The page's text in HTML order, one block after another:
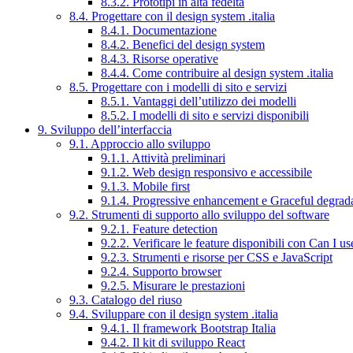
8.4. Progettare con il design system .italia
8.4.1. Documentazione
8.4.2. Benefici del design system
8.4.3. Risorse operative
8.4.4. Come contribuire al design system .italia
8.5. Progettare con i modelli di sito e servizi
8.5.1. Vantaggi dell’utilizzo dei modelli
8.5.2. I modelli di sito e servizi disponibili
9. Sviluppo dell’interfaccia
9.1. Approccio allo sviluppo
9.1.1. Attività preliminari
9.1.2. Web design responsivo e accessibile
9.1.3. Mobile first
9.1.4. Progressive enhancement e Graceful
9.2. Strumenti di supporto allo sviluppo del software
9.2.1. Feature detection
9.2.2. Verificare le feature disponibili con Can I
9.2.3. Strumenti e risorse per CSS e JavaScript
9.2.4. Supporto browser
9.2.5. Misurare le prestazioni
9.3. Catalogo del riuso
9.4. Sviluppare con il design system .italia
9.4.1. Il framework Bootstrap Italia
9.4.2. Il kit di sviluppo React